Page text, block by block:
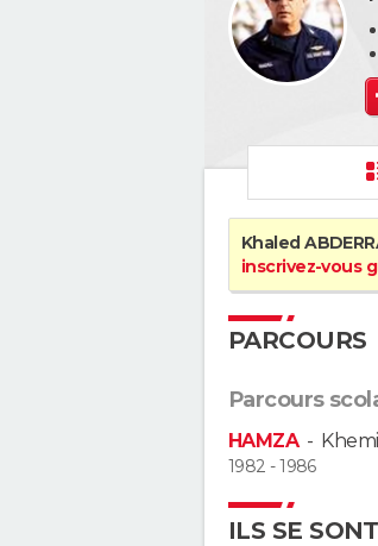
Khaled
inscrivez-vous
PARCOURS
Parcours
HAMZA-
1982 - 1986
ILS SE